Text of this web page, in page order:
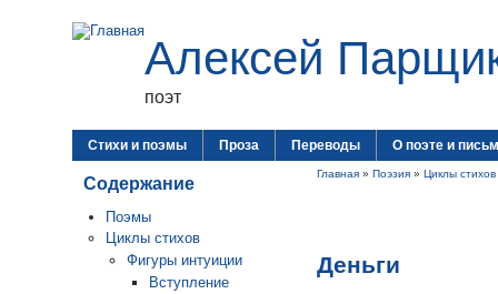
Алексей
поэт
Стихи и поэмы Проза Переводы О поэте и
Содержание
Поэмы
Циклы стихов
Фигуры интуиции
Вступление
Главная » Поэзия » Циклы стихов
Деньги